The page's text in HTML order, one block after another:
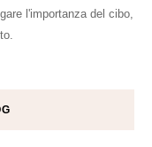
l'importanza del cibo,